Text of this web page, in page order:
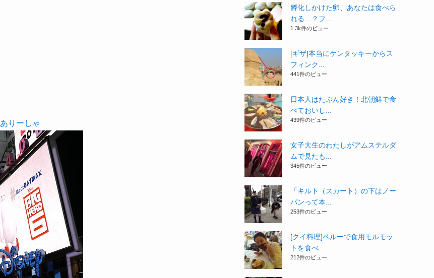
ありーしゃ
孵化しかけた卵、あなたは食べら
れる…？フ...
1.3k件のビュー
[ギザ]本当にケンタッキーからス
フィンク...
441件のビュー
日本人はたぶん好き！北朝鮮で食
べておいし...
439件のビュー
女子大生のわたしがアムステルダ
ムで見たも...
345件のビュー
「キルト（スカート）の下はノー
パンって本...
253件のビュー
[クイ料理]ペルーで食用モルモッ
トを食べ...
212件のビュー